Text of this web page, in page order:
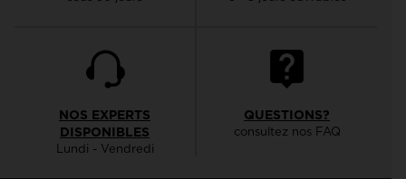
NOS EXPERTS
DISPONIBLES
Lundi - Vendredi
QUESTIONS?
consultez nos FAQ